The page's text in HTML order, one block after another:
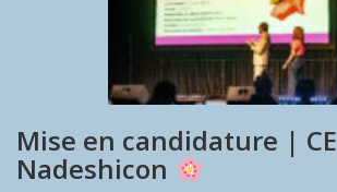
Mise en candidature | CE
Nadeshicon